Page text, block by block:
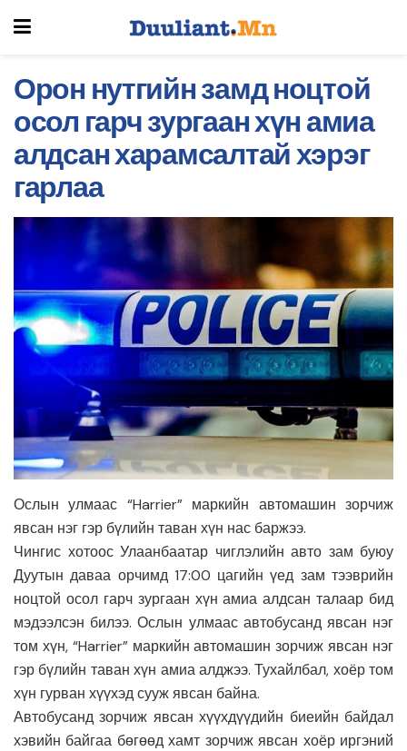
Орон нутгийн замд ноцтой
осол гарч зургаан хүн амиа
алдсан харамсалтай хэрэг
гарлаа
Ослын улмаас “Harrier” маркийн автомашин зорчиж
явсан нэг гэр бүлийн таван хүн нас баржээ.
Чингис хотоос Улаанбаатар чиглэлийн авто зам буюу
Дуутын даваа орчимд 17:00 цагийн үед зам тээврийн
ноцтой осол гарч зургаан хүн амиа алдсан талаар бид
мэдээлсэн билээ. Ослын улмаас автобусанд явсан нэг
том хүн, “Harrier” маркийн автомашин зорчиж явсан нэг
гэр бүлийн таван хүн амиа алджээ. Тухайлбал, хоёр том
хүн гурван хүүхэд сууж явсан байна.
Автобусанд зорчиж явсан хүүхдүүдийн биеийн байдал
хэвийн байгаа бөгөөд хамт зорчиж явсан хоёр иргэний